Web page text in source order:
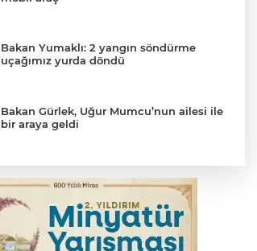
Bakan Yumaklı: 2 yangın söndürme
uçağımız yurda döndü
Bakan Gürlek, Uğur Mumcu’nun ailesi ile
bir araya geldi
yansıyacak mı?
Serbest piyasada döviz fiyatları